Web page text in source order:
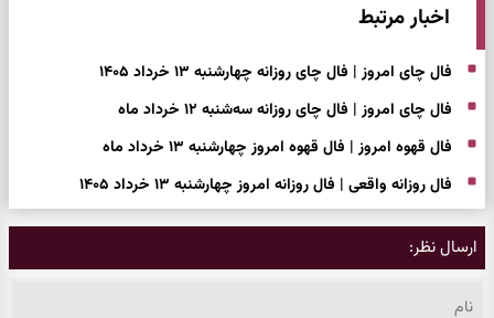
اخبار مرتبط
فال چای امروز | فال چای روزانه چهارشنبه ۱۳ خرداد ۱۴۰۵
فال چای امروز | فال چای روزانه سه‌شنبه ۱۲ خرداد ماه
فال قهوه امروز | فال قهوه امروز چهارشنبه ۱۳ خرداد ماه
فال روزانه واقعی | فال روزانه امروز چهارشنبه ۱۳ خرداد ۱۴۰۵
ارسال نظر: